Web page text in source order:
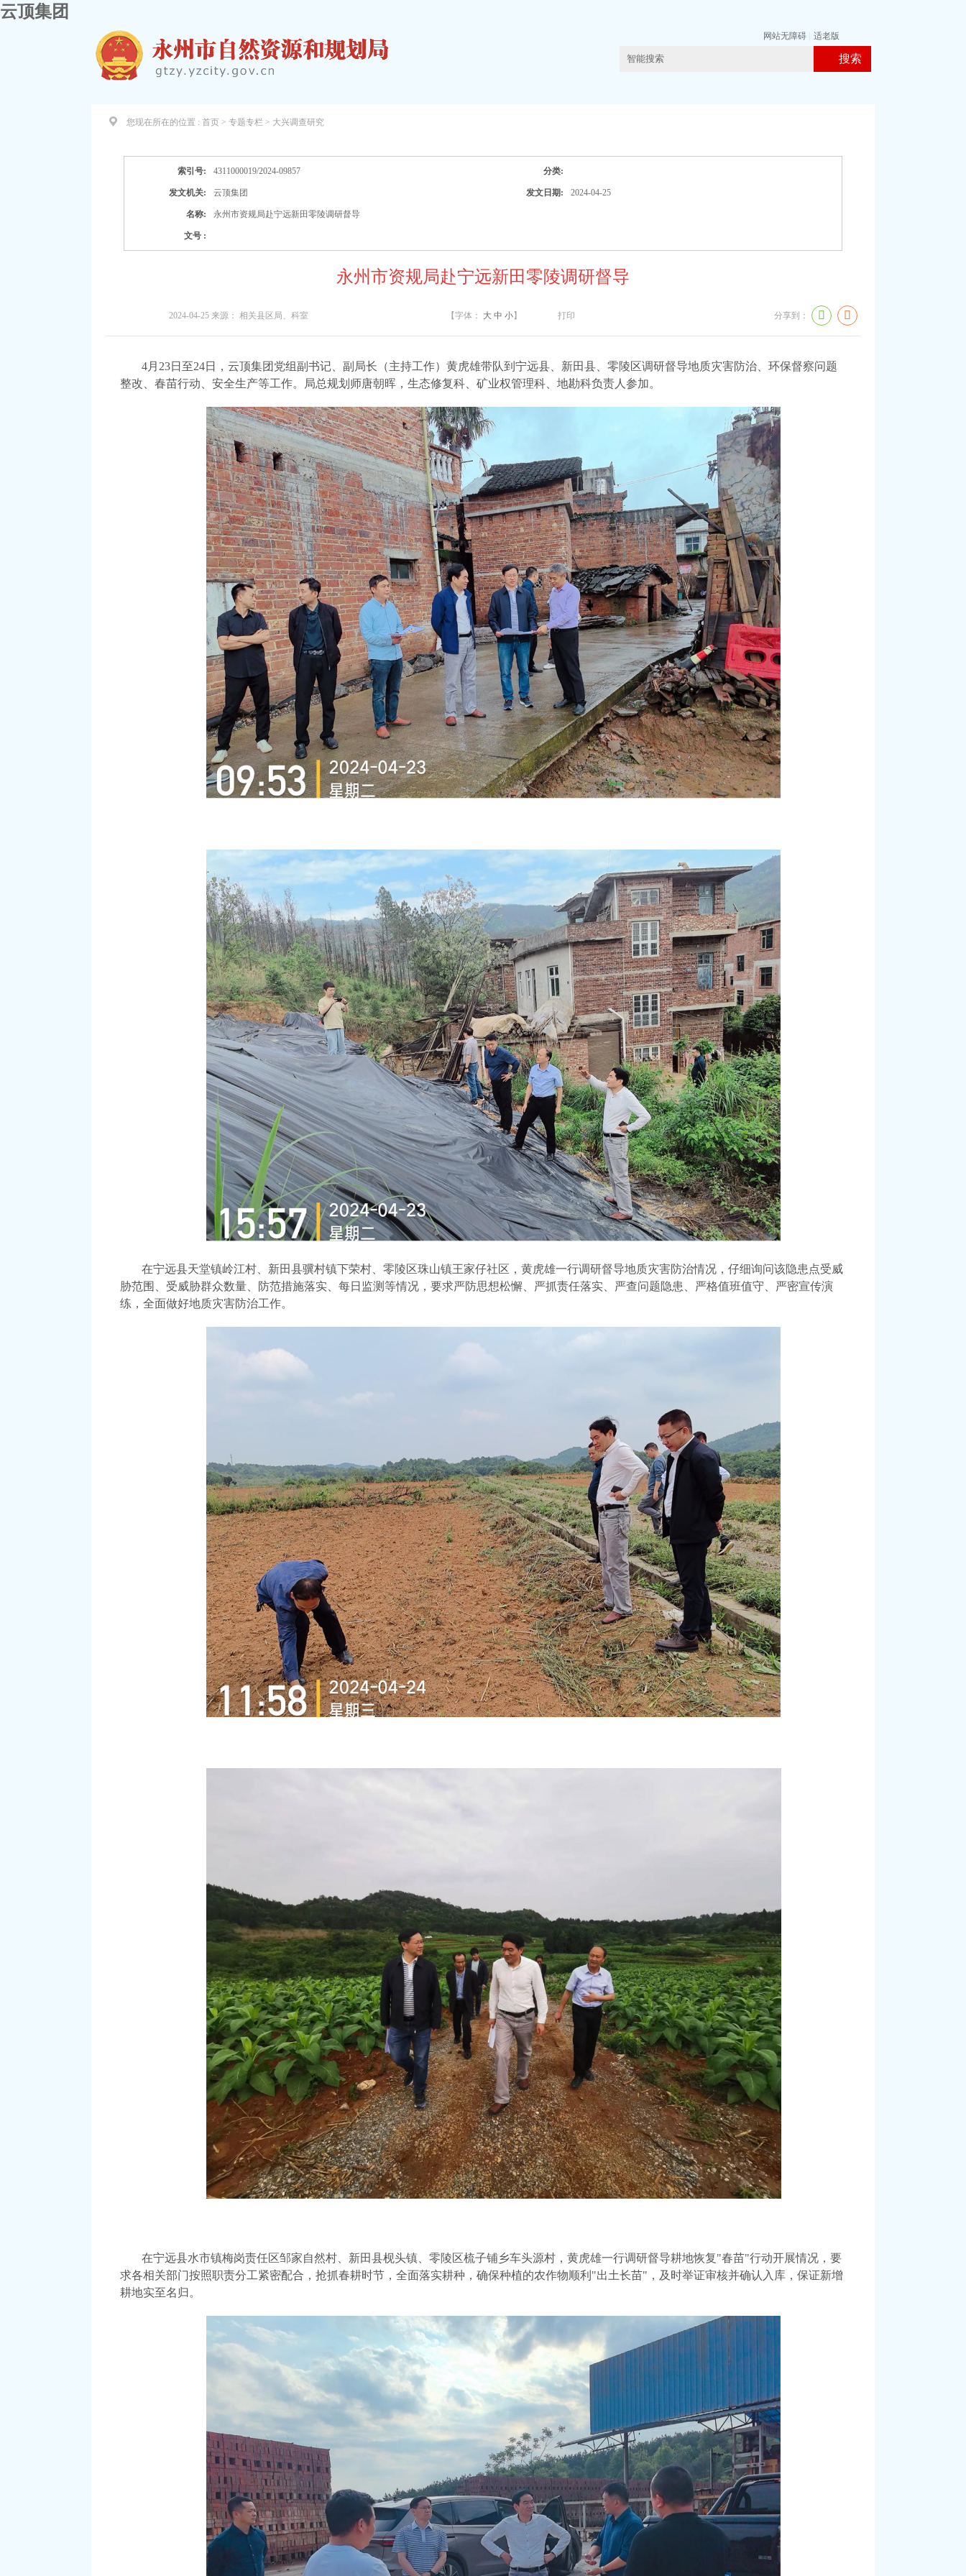
云顶集团
搜索
网站无障碍 适老版
您现在所在的位置 : 首页 > 专题专栏 > 大兴调查研究
索引号: 4311000019/2024-09857 分类:
发文机关: 云顶集团 发文日期: 2024-04-25
名称: 永州市资规局赴宁远新田零陵调研督导
文号 :
永州市资规局赴宁远新田零陵调研督导
2024-04-25 来源： 相关县区局、科室 【字体： 大 中 小】 打印 分享到：
4月23日至24日，云顶集团党组副书记、副局长（主持工作）黄虎雄带队到宁远县、新田县、零陵区调研督导地质灾害防治、环保督察问题
整改、春苗行动、安全生产等工作。局总规划师唐朝晖，生态修复科、矿业权管理科、地勘科负责人参加。
在宁远县天堂镇岭江村、新田县骥村镇下荣村、零陵区珠山镇王家仔社区，黄虎雄一行调研督导地质灾害防治情况，仔细询问该隐患点受威
胁范围、受威胁群众数量、防范措施落实、每日监测等情况，要求严防思想松懈、严抓责任落实、严查问题隐患、严格值班值守、严密宣传演
练，全面做好地质灾害防治工作。
在宁远县水市镇梅岗责任区邹家自然村、新田县枧头镇、零陵区梳子铺乡车头源村，黄虎雄一行调研督导耕地恢复"春苗"行动开展情况，要
求各相关部门按照职责分工紧密配合，抢抓春耕时节，全面落实耕种，确保种植的农作物顺利"出土长苗"，及时举证审核并确认入库，保证新增
耕地实至名归。